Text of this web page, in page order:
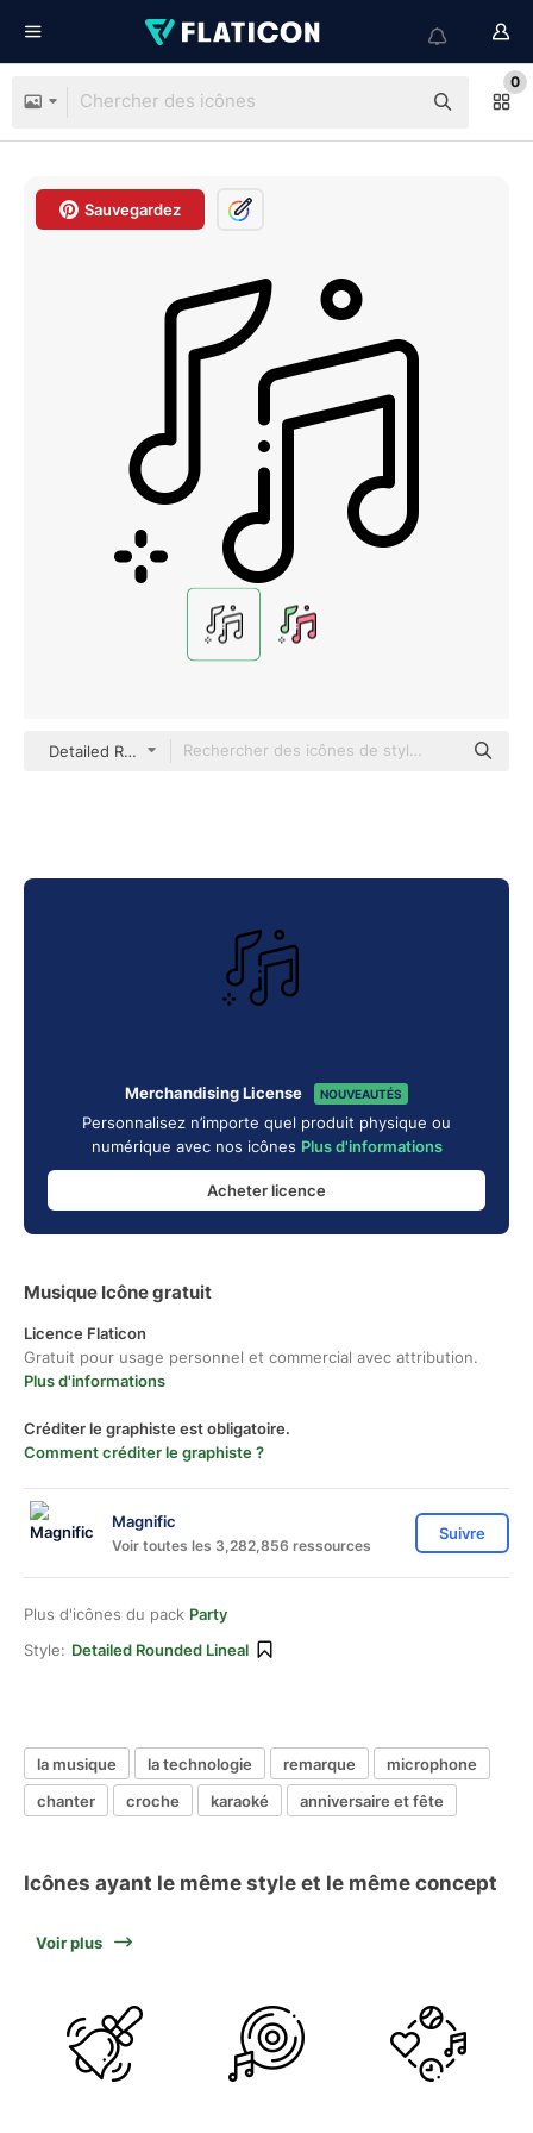
0
Sauvegardez
Detailed Rounded Lineal
Merchandising License NOUVEAUTÉS
Personnalisez n’importe quel produit physique ou
numérique avec nos icônes Plus d'informations
Acheter licence
Musique Icône gratuit
Licence Flaticon
Gratuit pour usage personnel et commercial avec attribution.
Plus d'informations
Créditer le graphiste est obligatoire.
Comment créditer le graphiste ?
Magnific
Voir toutes les 3,282,856 ressources
Suivre
Plus d'icônes du pack Party
Style: Detailed Rounded Lineal
la musique la technologie remarque
microphone
chanter
croche karaoké anniversaire et fête
Icônes ayant le même style et le même concept
Voir plus